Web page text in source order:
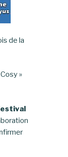
de la
Cosy »